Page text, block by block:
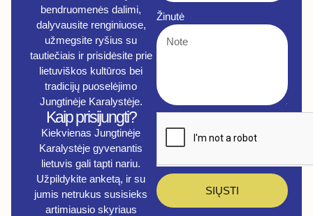
bendruomenės dalimi,
dalyvausite renginiuose,
užmegsite ryšius su
tautiečiais ir prisidėsite prie
lietuviškos kultūros bei
tradicijų puoselėjimo
Jungtinėje Karalystėje.
Kaip prisijungti?
Kiekvienas Jungtinėje
Karalystėje gyvenantis
lietuvis gali tapti nariu.
Užpildykite anketą, ir su
jumis netrukus susisieks
artimiausio skyriaus
Žinutė
SIŲSTI